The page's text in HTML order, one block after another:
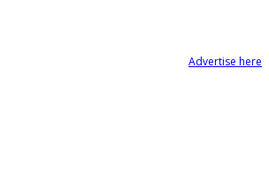
Advertise here